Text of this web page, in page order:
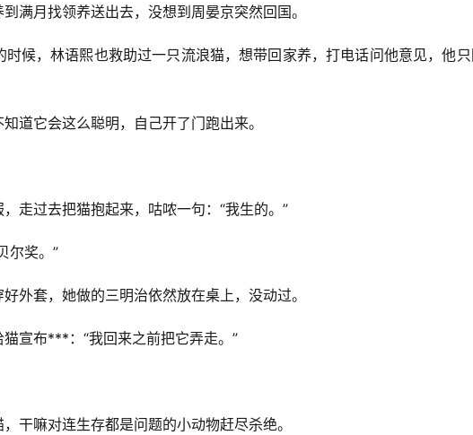
满月找领养送出去，没想到周晏京突然回国。
候，林语熙也救助过一只流浪猫，想带回家养，打电话问他意见，他
道它会这么聪明，自己开了门跑出来。
走过去把猫抱起来，咕哝一句：“我生的。”
尔奖。”
外套，她做的三明治依然放在桌上，没动过。
宣布***：“我回来之前把它弄走。”
干嘛对连生存都是问题的小动物赶尽杀绝。